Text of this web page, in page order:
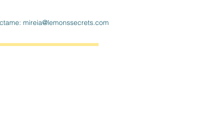
mireia@lemonssecrets.com